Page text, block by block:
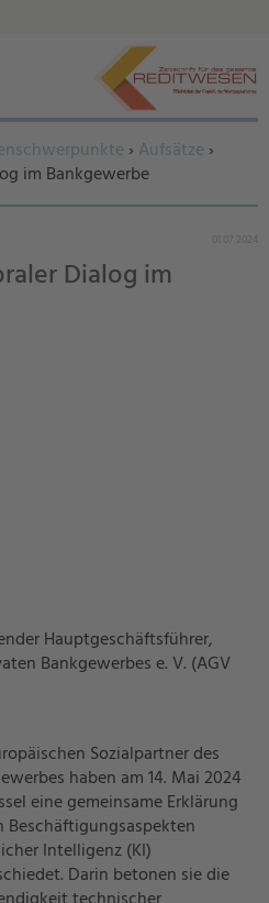
› Aufsätze ›
im Bankgewerbe
01.07.2024
Dialog im
Hauptgeschäftsführer,
Bankgewerbes e. V. (AGV
Sozialpartner des
haben am 14. Mai 2024
eine gemeinsame Erklärung
Beschäftigungsaspekten
Intelligenz (KI)
Darin betonen sie die